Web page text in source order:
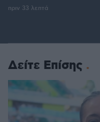
πριν 33 λεπτά
Δείτε Επίσης